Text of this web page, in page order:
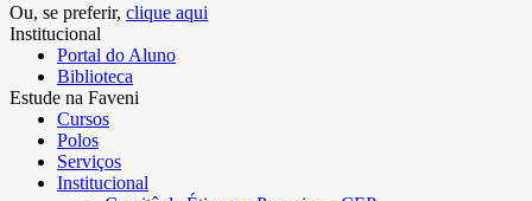
Ou, se preferir, clique aqui
Institucional
Portal do Aluno
Biblioteca
Estude na Faveni
Cursos
Polos
Serviços
Institucional